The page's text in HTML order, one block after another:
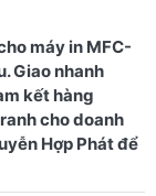
máy in MFC-
Giao nhanh
kết hàng
cho doanh
Hợp Phát để